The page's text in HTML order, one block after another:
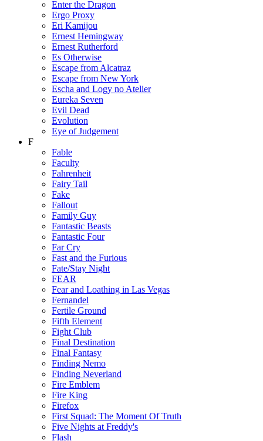
Enter the Dragon
Ergo Proxy
Eri Kamijou
Ernest Hemingway
Ernest Rutherford
Es Otherwise
Escape from Alcatraz
Escape from New York
Escha and Logy no Atelier
Eureka Seven
Evil Dead
Evolution
Eye of Judgement
F
Fable
Faculty
Fahrenheit
Fairy Tail
Fake
Fallout
Family Guy
Fantastic Beasts
Fantastic Four
Far Cry
Fast and the Furious
Fate/Stay Night
FEAR
Fear and Loathing in Las Vegas
Fernandel
Fertile Ground
Fifth Element
Fight Club
Final Destination
Final Fantasy
Finding Nemo
Finding Neverland
Fire Emblem
Fire King
Firefox
First Squad: The Moment Of Truth
Five Nights at Freddy's
Flash